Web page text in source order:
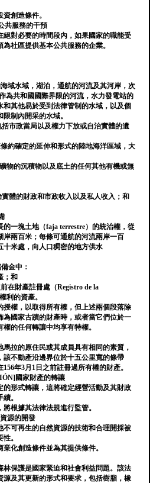
創造條件。
共服務的干預
絕對必要的時間段內，如果國家的職能受
社區提供基本公共服務的企業。
域水域，湖泊，通航的河流及其河岸，次
為共和國國際界限的河流，水力發電站的
和其他易於受到法律管制的水域，以及個
制內開采的水域。
市政當局以及權力下放或自治實體的遺
約確定的延伸和形式的陸地海洋區域，大
物的沉積物以及底土的任何其他有機或無
體的財政和市政收入以及私人收入；和
的一塊土地（faja terrestre）的統治權，從
岸兩百米；每條可通航的河流兩岸一百
十米處，向人口稠密的地方供水
金中：
；和
在財產註冊處（Registro de la
利的資產。
授權，以取得所有權，但上述兩個段落除
為國家古蹟的財產時，或者當它們位於一
的任何轉讓中均享有特權。
拉的原住民或其成員具有相同的素質，
該不動產沿邊界位於十五公里寬的條帶
年3月1日之前註冊過所有權的財產。
國家財產的轉讓
的形式轉讓，這將確定經營活動及其財政
。
根據其法律法規進行監管。
源的開發
不可再生的自然資源的技術和合理開採被
。
化創造條件並為其提供條件。
林保護是國家緊迫和社會利益問題。該法
源及其更新的形式和要求，包括樹脂，橡